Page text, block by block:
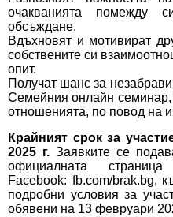
очакванията помежду
обсъждане.
Вдъхновят и мотивират
собствените си
опит.
Получат шанс за
Семейния онлайн семинар,
отношенията, по повод на
Крайният срок за
2025 г. Заявките се
официалната
Facebook: fb.com/brak.bg,
подробни условия за
обявени на 13 февруари